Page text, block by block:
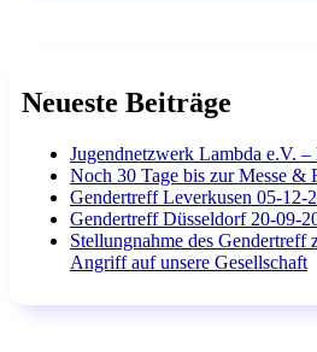
Neueste Beiträge
Jugendnetzwerk Lambda e.V. –
Noch 30 Tage bis zur Messe &
Gendertreff Leverkusen 05-12-
Gendertreff Düsseldorf 20-09-
Stellungnahme des
Angriff auf unsere Gesellschaft